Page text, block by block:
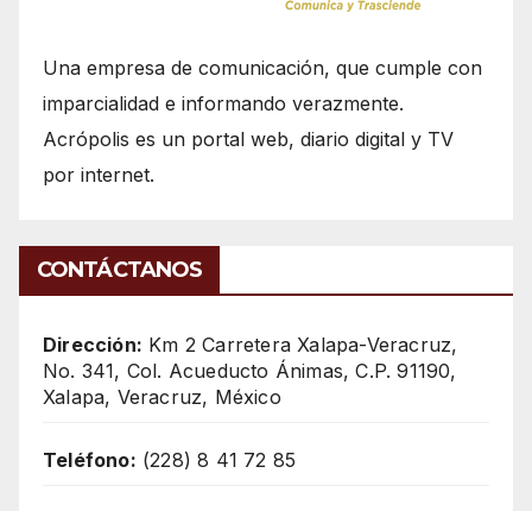
Una empresa de comunicación, que cumple con
imparcialidad e informando verazmente.
Acrópolis es un portal web, diario digital y TV
por internet.
CONTÁCTANOS
Dirección: Km 2 Carretera Xalapa-Veracruz,
No. 341, Col. Acueducto Ánimas, C.P. 91190,
Xalapa, Veracruz, México
Teléfono: (228) 8 41 72 85